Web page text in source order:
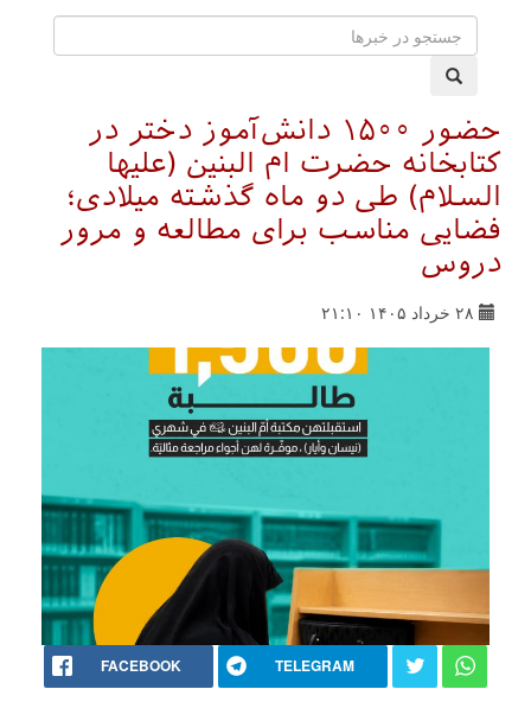
حضور ۱۵۰۰ دانش‌آموز دختر در
کتابخانه حضرت ام‌ البنین (علیها
السلام) طی دو ماه گذشته میلادی؛
فضایی مناسب برای مطالعه و مرور
دروس
۲۸ خرداد ۱۴۰۵ ۲۱:۱۰
FACEBOOK TELEGRAM